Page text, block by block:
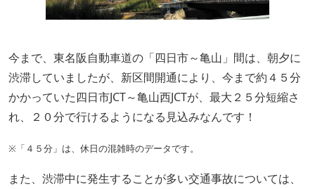
今まで、東名阪自動車道の「四日市～亀山」間は、朝夕に
渋滞していましたが、新区間開通により、今まで約４５分
かかっていた四日市JCT～亀山西JCTが、最大２５分短縮さ
れ、２０分で行けるようになる見込みなんです！
※「４５分」は、休日の混雑時のデータです。
また、渋滞中に発生することが多い交通事故については、